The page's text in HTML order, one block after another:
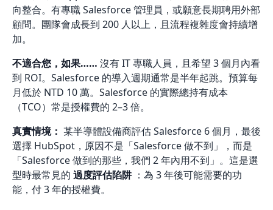
向整合。有專職 Salesforce 管理員，或願意長期聘用外部
顧問。團隊會成長到 200 人以上，且流程複雜度會持續增
加。
不適合您，如果…… 沒有 IT 專職人員，且希望 3 個月內看
到 ROI。Salesforce 的導入週期通常是半年起跳。預算每
月低於 NTD 10 萬。Salesforce 的實際總持有成本
（TCO）常是授權費的 2–3 倍。
真實情境： 某半導體設備商評估 Salesforce 6 個月，最後
選擇 HubSpot，原因不是「Salesforce 做不到」，而是
「Salesforce 做到的那些，我們 2 年內用不到」。這是選
型時最常見的 過度評估陷阱：為 3 年後可能需要的功
能，付 3 年的授權費。